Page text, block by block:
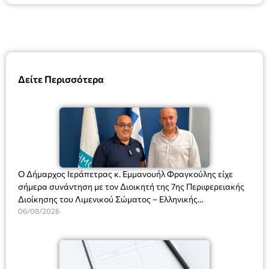
Δείτε Περισσότερα
Ο Δήμαρχος Ιεράπετρας κ. Εμμανουήλ Φραγκούλης είχε
σήμερα συνάντηση με τον Διοικητή της 7ης Περιφερειακής
Διοίκησης του Λιμενικού Σώματος – Ελληνικής
Ακτοφυλακής (Λ.Σ.-ΕΛ.ΑΚΤ.), Αρχιπλοίαρχο Λ.Σ. κ. Ιωάννη
06/08/2026